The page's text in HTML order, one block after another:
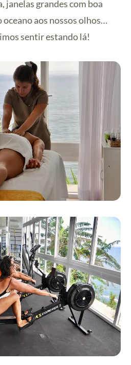
janelas grandes com boa
oceano aos nossos olhos…
sentir estando lá!